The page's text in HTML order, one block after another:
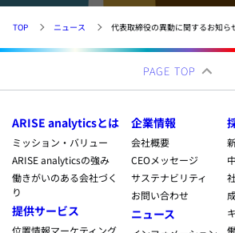
TOP ニュース 代表取締役の異動に関するお知ら
PAGE TOP
ARISE analyticsとは
ミッション・バリュー
ARISE analyticsの強み
働きがいのある会社づく
り
提供サービス
企業情報
会社概要
CEOメッセージ
サステナビリティ
お問い合わせ
ニュース